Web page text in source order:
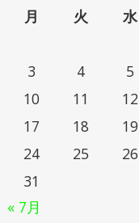
月 火 水
3
4 5
10
11 12
17
18 19
24
25 26
31
« 7月